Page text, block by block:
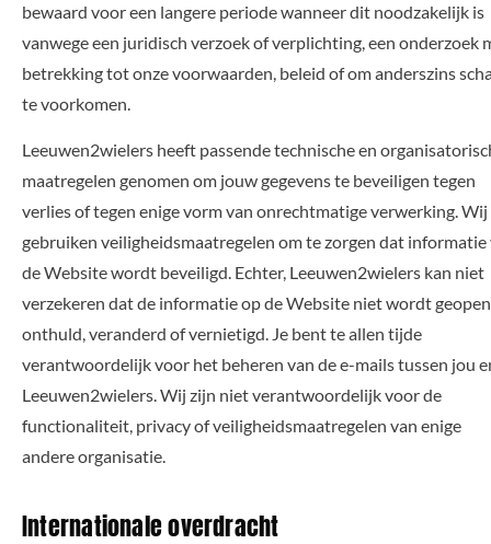
bewaard voor een langere periode wanneer dit noodzakelijk is
vanwege een juridisch verzoek of verplichting, een onderzoek
betrekking tot onze voorwaarden, beleid of om anderszins
te voorkomen.
Leeuwen2wielers heeft passende technische en
maatregelen genomen om jouw gegevens te beveiligen tegen
verlies of tegen enige vorm van onrechtmatige verwerking. Wij
gebruiken veiligheidsmaatregelen om te zorgen dat informatie
de Website wordt beveiligd. Echter, Leeuwen2wielers kan niet
verzekeren dat de informatie op de Website niet wordt
onthuld, veranderd of vernietigd. Je bent te allen tijde
verantwoordelijk voor het beheren van de e-mails tussen jou
Leeuwen2wielers. Wij zijn niet verantwoordelijk voor de
functionaliteit, privacy of veiligheidsmaatregelen van enige
andere organisatie.
Internationale overdracht